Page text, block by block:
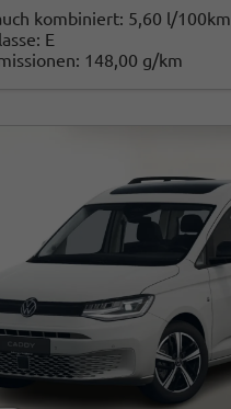
kombiniert: 5,60 l/100km
E
148,00 g/km